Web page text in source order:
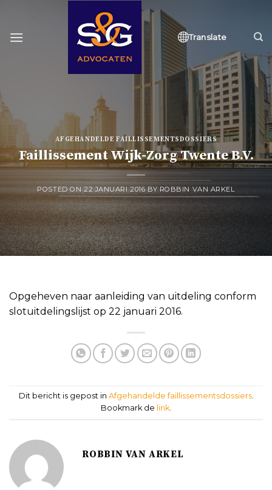
content
Translate
AFGEHANDELDE FAILLISSEMENTSDOSSIERS
Faillissement Wijk-Zorg Twente B.V.
POSTED ON22 JANUARI 2016BY ROBBIN VAN ARKEL
Opgeheven naar aanleiding van uitdeling conform
slotuitdelingslijst op 22 januari 2016.
Dit bericht is gepost in Afgehandelde faillissementsdossiers.
Bookmark de link.
ROBBIN VAN ARKEL